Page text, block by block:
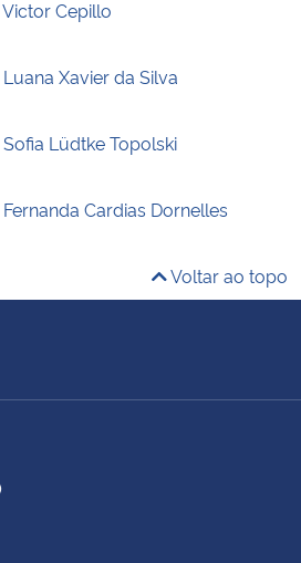
Cepillo
Xavier da Silva
Lüdtke Topolski
Cardias Dornelles
Voltar ao topo